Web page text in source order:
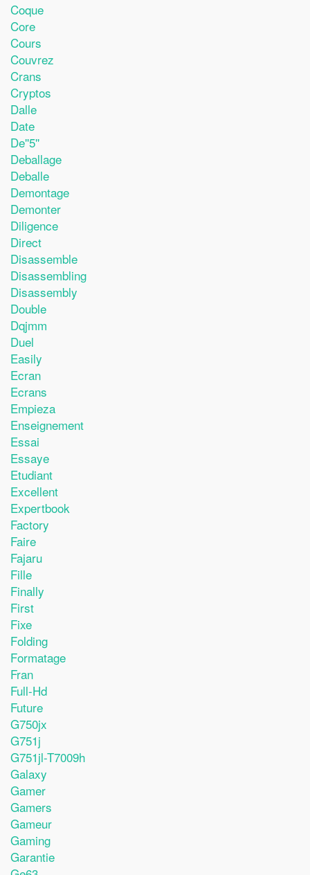
Coque
Core
Cours
Couvrez
Crans
Cryptos
Dalle
Date
De''5''
Deballage
Deballe
Demontage
Demonter
Diligence
Direct
Disassemble
Disassembling
Disassembly
Double
Dqjmm
Duel
Easily
Ecran
Ecrans
Empieza
Enseignement
Essai
Essaye
Etudiant
Excellent
Expertbook
Factory
Faire
Fajaru
Fille
Finally
First
Fixe
Folding
Formatage
Fran
Full-Hd
Future
G750jx
G751j
G751jl-T7009h
Galaxy
Gamer
Gamers
Gameur
Gaming
Garantie